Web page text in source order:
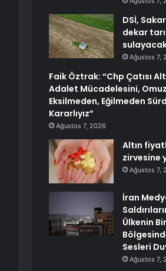
DSİ,
dekar
Ağustos 7,
Faik Öztrak: “Chp Çatısı
Adalet Mücadelesini,
Eksilmeden, Eğilmeden
Kararlıyız”
Ağustos 7, 2026
Altın
zirvesine
Ağustos 7,
İran
Ülkenin
Sesleri
Ağustos 7,